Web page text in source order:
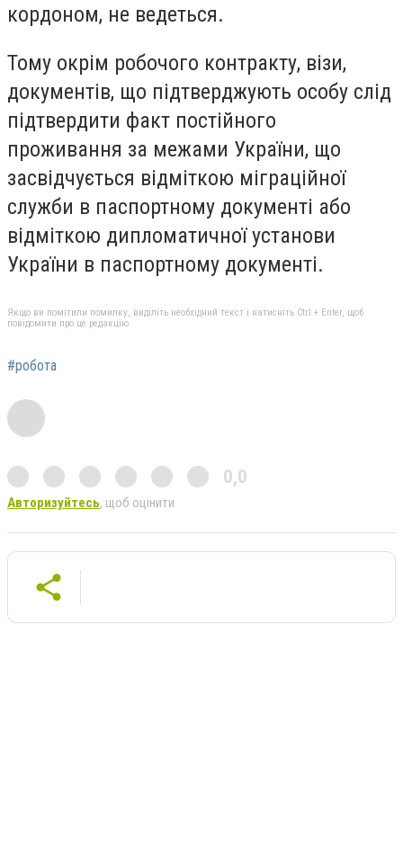
кордоном, не ведеться.
Тому окрім робочого контракту, візи,
документів, що підтверджують особу слід
підтвердити факт постійного
проживання за межами України, що
засвідчується відміткою міграційної
служби в паспортному документі або
відміткою дипломатичної установи
України в паспортному документі.
Якщо ви помітили помилку, виділіть необхідний текст і натисніть Ctrl + Enter, щоб
повідомити про це редакцію
#робота
0,0
Авторизуйтесь, щоб оцінити